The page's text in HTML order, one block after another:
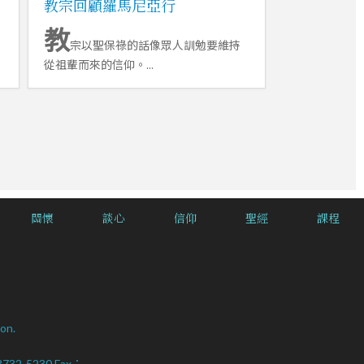
教宗回顧羅馬尼亞行
教宗以聖保祿的話像眾人訓勉要維持
從祖輩而來的信仰。...
關懷 談心 信仰 聖經 課程